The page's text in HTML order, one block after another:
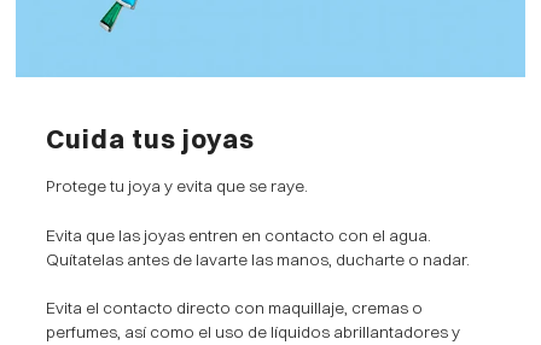
Cuida tus joyas
Protege tu joya y evita que se raye.
Evita que las joyas entren en contacto con el agua.
Quítatelas antes de lavarte las manos, ducharte o nadar.
Evita el contacto directo con maquillaje, cremas o
perfumes, así como el uso de líquidos abrillantadores y